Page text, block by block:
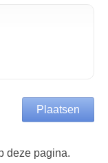
deze pagina.